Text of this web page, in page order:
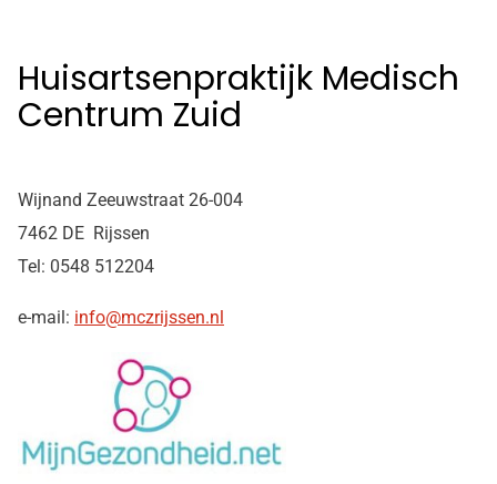
Huisartsenpraktijk Medisch
Centrum Zuid
Wijnand Zeeuwstraat 26-004
7462 DE Rijssen
Tel: 0548 512204
e-mail: info@mczrijssen.nl